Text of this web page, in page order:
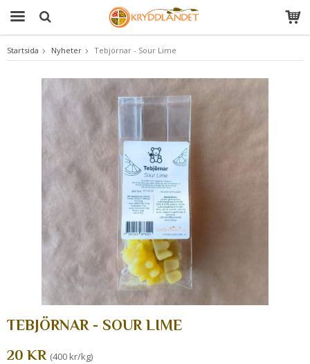
Produkten har blivit tillagd i varukorgen
Startsida Nyheter Tebjörnar - Sour Lime
TEBJÖRNAR - SOUR LIME
20 KR (400 kr/kg)